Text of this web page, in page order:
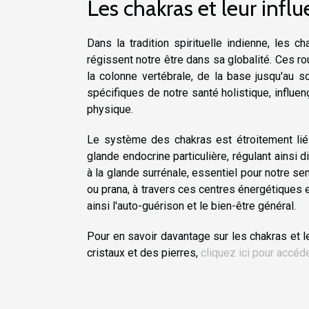
Les chakras et leur
Dans la tradition spirituelle indienne, les
régissent notre être dans sa globalité. Ces
la colonne vertébrale, de la base jusqu'au
spécifiques de notre santé holistique,
physique.
Le système des chakras est étroitement
glande endocrine particulière, régulant ainsi
à la glande surrénale, essentiel pour notre
ou prana, à travers ces centres
ainsi l'auto-guérison et le bien-être général.
Pour en savoir davantage sur les chakras
cristaux et des pierres, cliquez ici pour